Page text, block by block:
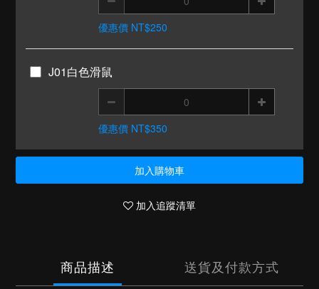
優惠價 NT$250
J01白色滑鼠
優惠價 NT$350
加入購物車
加入追蹤清單
商品描述 送貨及付款方式